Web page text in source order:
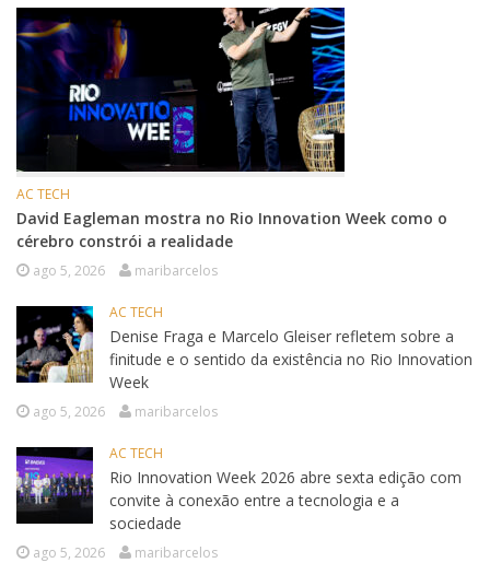
AC TECH
David Eagleman mostra no Rio Innovation Week como o
cérebro constrói a realidade
ago 5, 2026 maribarcelos
AC TECH
Denise Fraga e Marcelo Gleiser refletem sobre a
finitude e o sentido da existência no Rio Innovation
Week
ago 5, 2026 maribarcelos
AC TECH
Rio Innovation Week 2026 abre sexta edição com
convite à conexão entre a tecnologia e a
sociedade
ago 5, 2026 maribarcelos